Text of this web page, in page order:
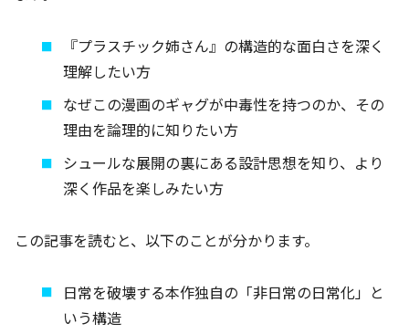
『プラスチック姉さん』の構造的な面白さを深く
理解したい方
なぜこの漫画のギャグが中毒性を持つのか、その
理由を論理的に知りたい方
シュールな展開の裏にある設計思想を知り、より
深く作品を楽しみたい方
この記事を読むと、以下のことが分かります。
日常を破壊する本作独自の「非日常の日常化」と
いう構造